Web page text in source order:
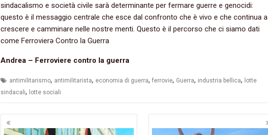
sindacalismo e società civile sarà determinante per fermare guerre e genocidi:
questo è il messaggio centrale che esce dal confronto che è vivo e che continua a
crescere e camminare nelle nostre menti. Questo è il percorso che ci siamo dati
come Ferrovierə Contro la Guerra
Andrea – Ferroviere contro la guerra
antimilitarismo, antimilitarista, economia di guerra, ferrovie, Guerra, industria bellica,
lotte
sindacali, lotte sociali
Navigazione
articoli